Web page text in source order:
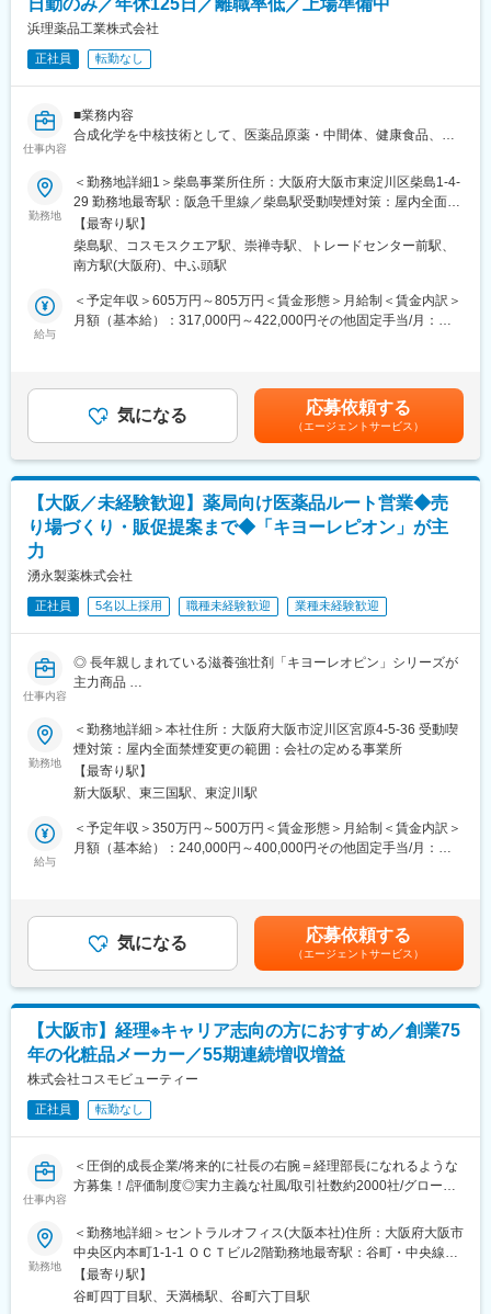
・当社は2017年に「健康宣言」"Health Innovation"を策定いたし
ました。以降、「健康経営優良法人（ホワイト500）」の認定を
変更の範囲：会社の定める業務
浜理薬品工業株式会社
正社員 転勤なし
仕事内容
■業務内容
合成化学を中核技術として、医薬品原薬・中間体、健康食品、化
ーの薬、健康食品、化粧品に使用される原薬・中間体の品質管理
責任者業務をお任せします。
チームリーダー業務以外にもご自身で手を動かしていただく環境
にて、メンバーが行った試験の最終確認や手技の確認をお任せし
ます。 ※業務の割振りは課長が行います
将来的には課長としてご活躍いただきたいため、マネジメントに
ご興味がある方を歓迎します。
・医薬品GMPの品質管理責任者（監査・査察対応を含む）
・試験スケジュールの調整、進捗管理、評価およびトレンド管理
・分析機器の導入（CSV対応を含む）
業務で使用する機器はHPLC、GC、LC/MS、KF水分計が主です。
品目によってはNMRやUV、IR等も使用します。
品質管理第一課 9名
■魅力
右肩上がり。腰を据えて長く働けます。
＊意見を反映しやすく、自身の創意工夫を実現しやすい環境
位
＊離職率が低く、定年まで勤務する方多数
映されます。入社後1年間は「仮格付け期間」となります。期間終
了後、能力や成果に応じて等級アップ（昇給・昇格）のチャンス
があります。※過去に仮格付け期間終了後に等級が下がった事例は
ありません。
■当社について
が待つ『医薬品の有効成分＝原薬』を有機合成技術でカタチにし
ています。フロー合成等の先端技術を駆使し、医薬品開発のあら
ゆるステージを一貫して対応できるサービス力が持ち味です。武
大手企業様と取引を行っており、顧客基盤は安定しています。
変更の範囲：会社の定める業務
勤務地
＜勤務地詳細1＞柴島事業所住所：大阪府大阪市東淀川区柴島1-4-
29 勤務地最寄駅：阪急千里線／柴島駅受動喫煙対策：屋内全面禁
煙＜勤務地詳細2＞本社住所：大阪府大阪市住之江区南港北1-19-
40 勤務地最寄駅：コスモスクエア駅受動喫煙対策：屋内全面禁煙
変更の範囲：会社の定める事業所
【最寄り駅】
柴島駅、コスモスクエア駅、崇禅寺駅、トレードセンター前駅、
南方駅(大阪府)、中ふ頭駅
給与
＜予定年収＞605万円～805万円＜賃金形態＞月給制＜賃金内訳＞
月額（基本給）：317,000円～422,000円その他固定手当/月：
5.4％■賞与：年2回（2025年実績：5ヶ月）■年収例：あくまでも
一例です。 課長 880万円（役職・住宅・扶養手当込み）賃金は
あくまでも目安の金額であり、選考を通じて上下する可能性があ
ります。月給(月額)は固定手当を含めた表記です。
気になる 応募依頼する
（エージェントサービス）
【大阪／未経験歓迎】薬局向け医薬品ルート営業◆売
り場づくり・販促提案まで◆「キヨーレピオン」が主
力
湧永製薬株式会社
正社員 5名以上採用 職種未経験歓迎 業種未経験歓迎
仕事内容
◎ 長年親しまれている滋養強壮剤「キヨーレオピン」シリーズが
主力商品
ルート営業
◎ 営業が初めてという方も活躍中！／人と話すことが好きな方オ
ススメ
■業務内容：
一般用医薬品および健康補助食品を薬局、薬店、ドラッグストア
に販売するルート営業をお任せいたします。
【具体的には】
・既存得意先との商談（販売促進活動）
・新規取引先の開拓業務（全体の3割程度）
・会合運営補助
大阪の営業エリアは西日本です。西日本の中でも担当エリアを一
人一人に割り振っております。担当エリアによっては、週に2～4
日ほどの出張ベースの働き方となります。日帰りエリアであれば
※宿泊の場合はホテルをご用意いたします。
既存顧客に対しては同社の製品の売り上げデータを基に今後どの
ようにすれば売り上げが伸びるかなどの提案をしていきます。
販売ではなく、店舗の売上向上や地域医療の質の向上を支援する
コンサルティング営業として顧客と共に成長する実感を感じられ
ます！
勤務地
＜勤務地詳細＞本社住所：大阪府大阪市淀川区宮原4-5-36 受動喫
煙対策：屋内全面禁煙変更の範囲：会社の定める事業所
【最寄り駅】
新大阪駅、東三国駅、東淀川駅
給与
＜予定年収＞350万円～500万円＜賃金形態＞月給制＜賃金内訳＞
月額（基本給）：240,000円～400,000円その他固定手当/月：
当 290,000円×12+290,000円×3.5+10,000円×12＝4,615,000
円賃金はあくまでも目安の金額であり、選考を通じて上下する可
能性があります。月給(月額)は固定手当を含めた表記です。
気になる 応募依頼する
（エージェントサービス）
【大阪市】経理※キャリア志向の方におすすめ／創業75
年の化粧品メーカー／55期連続増収増益
株式会社コスモビューティー
正社員 転勤なし
仕事内容
＜圧倒的成長企業/将来的に社長の右腕＝経理部長になれるような
方募集！/評価制度◎実力主義な社風/取引社数約2000社/グローバ
■業務内容：
下記業務を経験に応じて、ご担当頂きます。
・預金管理
・債券確認
勤務地
＜勤務地詳細＞セントラルオフィス(大阪本社)住所：大阪府大阪市
中央区内本町1-1-1 ＯＣＴビル2階勤務地最寄駅：谷町・中央線線
／谷町四丁目駅受動喫煙対策：屋内全面禁煙変更の範囲：会社の
定める事業所
【最寄り駅】
谷町四丁目駅、天満橋駅、谷町六丁目駅